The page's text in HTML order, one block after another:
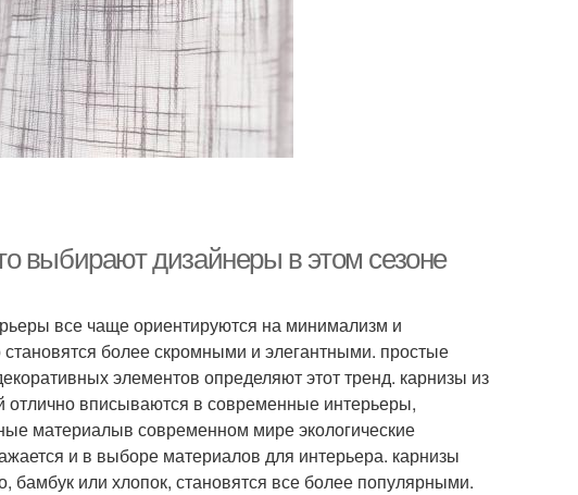
выбирают дизайнеры в этом сезоне
все чаще ориентируются на минимализм и
более скромными и элегантными. простые
элементов определяют этот тренд. карнизы из
вписываются в современные интерьеры,
материалыв современном мире экологические
и в выборе материалов для интерьера. карнизы
бамбук или хлопок, становятся все более популярными.